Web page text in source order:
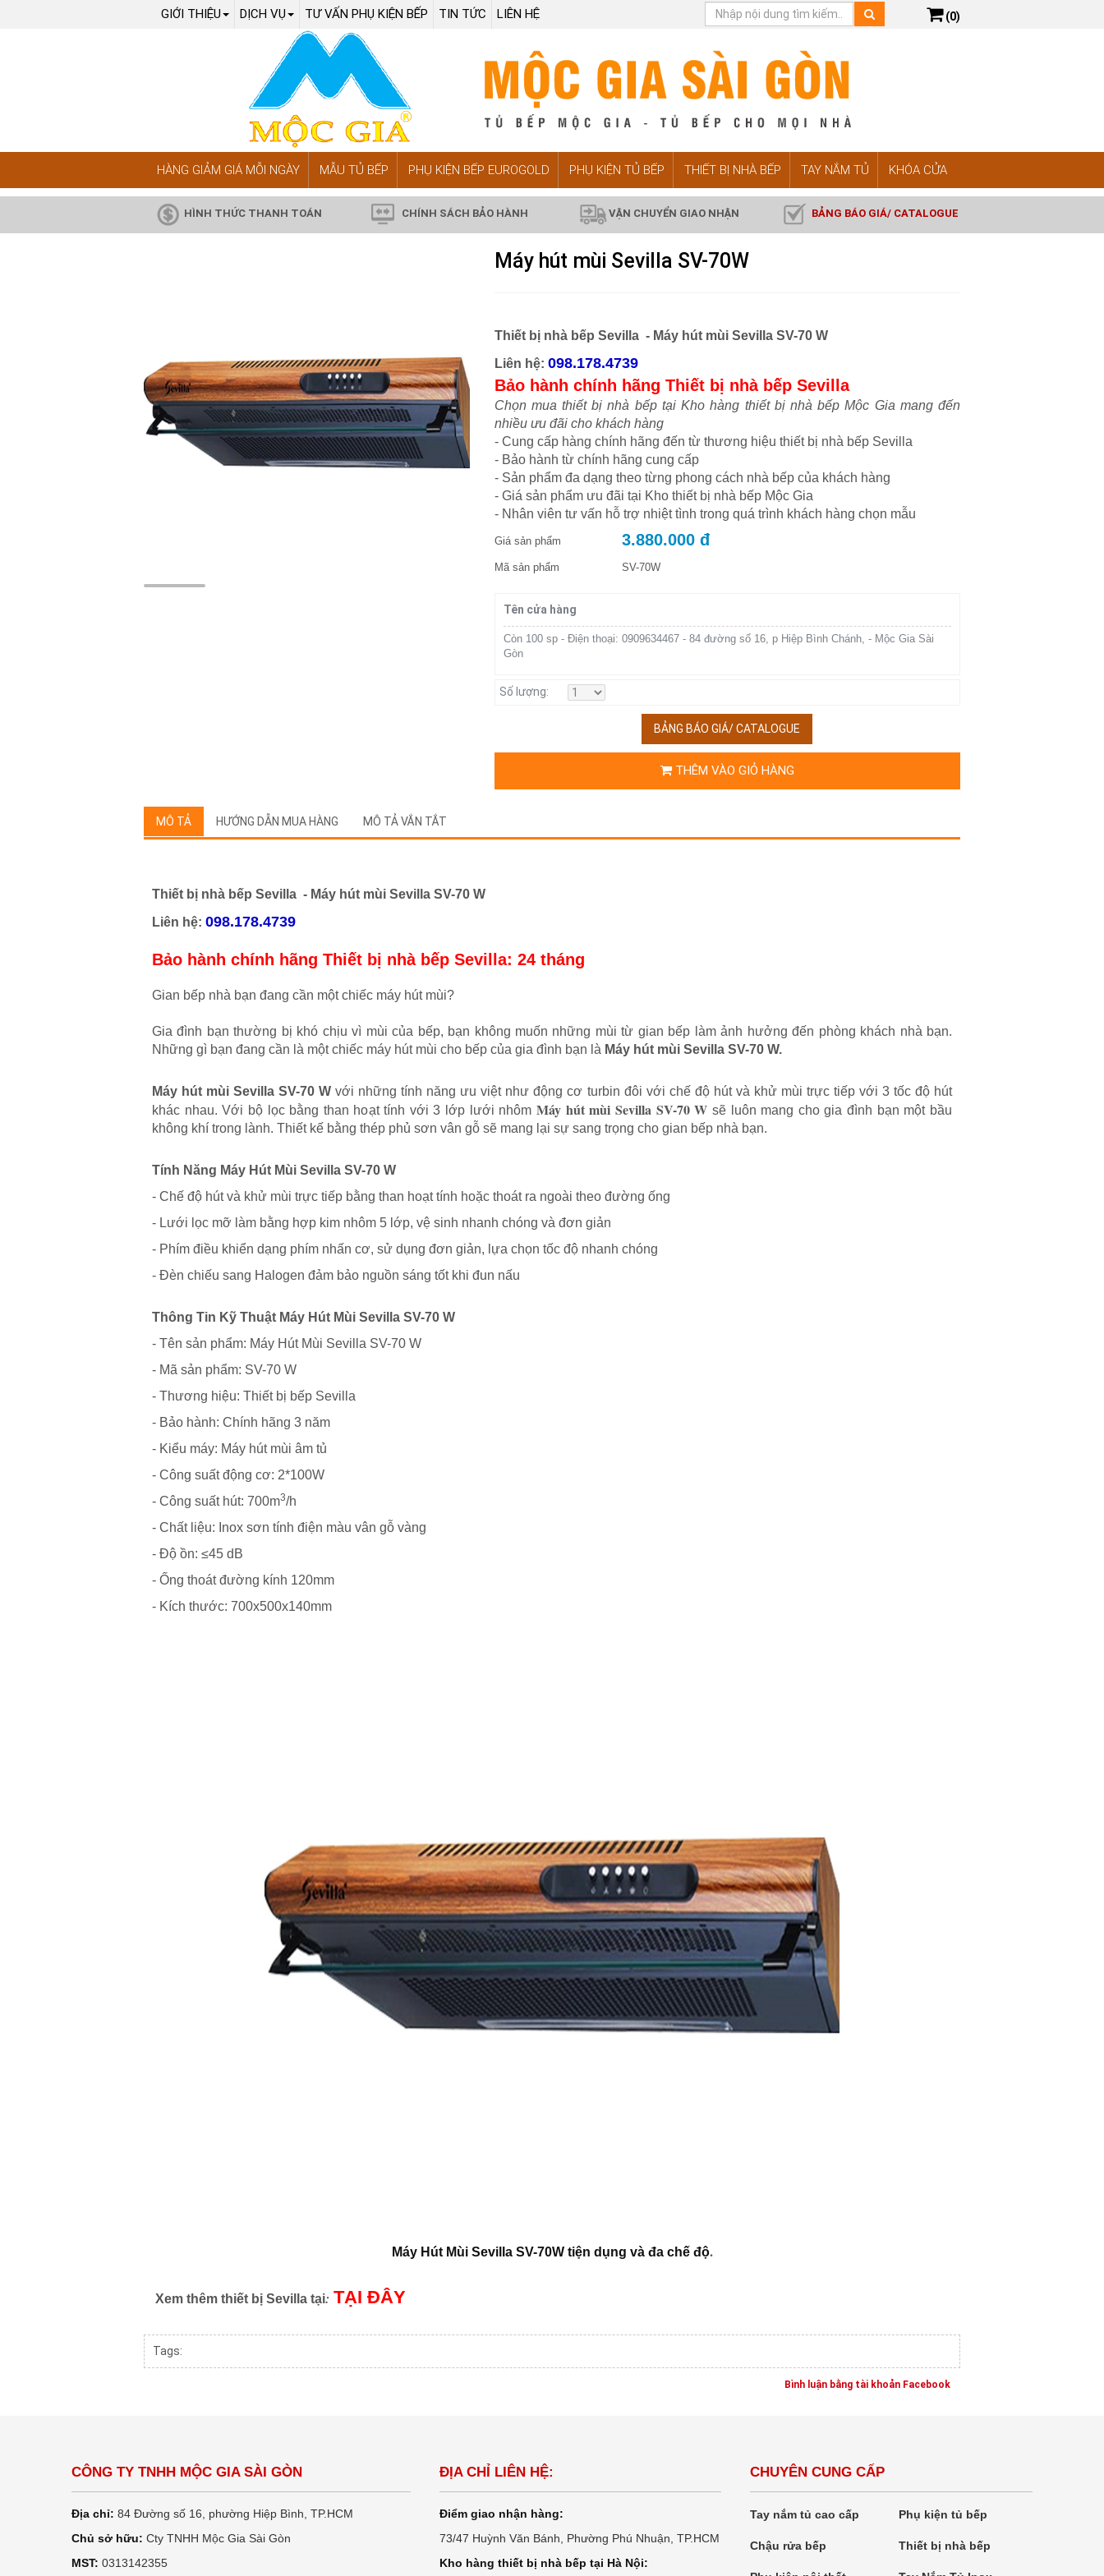
GIỚI THIỆU DỊCH VỤ TƯ VẤN PHỤ KIỆN BẾP TIN TỨC LIÊN HỆ (0)
HÀNG GIẢM GIÁ MỖI NGÀY MẪU TỦ BẾP PHỤ KIỆN BẾP EUROGOLD PHỤ KIỆN TỦ BẾP THIẾT BỊ NHÀ BẾP TAY NẮM TỦ KHÓA CỬA
HÌNH THỨC THANH TOÁN CHÍNH SÁCH BẢO HÀNH VẬN CHUYỂN GIAO NHẬN BẢNG BÁO GIÁ/ CATALOGUE
Máy hút mùi Sevilla SV-70W
Thiết bị nhà bếp Sevilla - Máy hút mùi Sevilla SV-70 W
Liên hệ: 098.178.4739
Bảo hành chính hãng Thiết bị nhà bếp Sevilla
Chọn mua thiết bị nhà bếp tại Kho hàng thiết bị nhà bếp Mộc Gia mang đến
nhiều ưu đãi cho khách hàng
- Cung cấp hàng chính hãng đến từ thương hiệu thiết bị nhà bếp Sevilla
- Bảo hành từ chính hãng cung cấp
- Sản phẩm đa dạng theo từng phong cách nhà bếp của khách hàng
- Giá sản phẩm ưu đãi tại Kho thiết bị nhà bếp Mộc Gia
- Nhân viên tư vấn hỗ trợ nhiệt tình trong quá trình khách hàng chọn mẫu
Giá sản phẩm 3.880.000 đ
Mã sản phẩm SV-70W
Tên cửa hàng
Còn 100 sp - Điện thoại: 0909634467 - 84 đường số 16, p Hiệp Bình Chánh, - Mộc Gia Sài
Gòn
Số lượng:
BẢNG BÁO GIÁ/ CATALOGUE
THÊM VÀO GIỎ HÀNG
MÔ TẢ HƯỚNG DẪN MUA HÀNG MÔ TẢ VẮN TẮT
Thiết bị nhà bếp Sevilla - Máy hút mùi Sevilla SV-70 W
Liên hệ: 098.178.4739
Bảo hành chính hãng Thiết bị nhà bếp Sevilla: 24 tháng
Gian bếp nhà bạn đang cần một chiếc máy hút mùi?
Gia đình bạn thường bị khó chịu vì mùi của bếp, bạn không muốn những mùi từ gian bếp làm ảnh hưởng đến phòng khách nhà bạn.
Những gì bạn đang cần là một chiếc máy hút mùi cho bếp của gia đình bạn là Máy hút mùi Sevilla SV-70 W.
Máy hút mùi Sevilla SV-70 W với những tính năng ưu việt như động cơ turbin đôi với chế độ hút và khử mùi trực tiếp với 3 tốc độ hút
khác nhau. Với bộ lọc bằng than hoạt tính với 3 lớp lưới nhôm Máy hút mùi Sevilla SV-70 W sẽ luôn mang cho gia đình bạn một bầu
không khí trong lành. Thiết kế bằng thép phủ sơn vân gỗ sẽ mang lại sự sang trọng cho gian bếp nhà bạn.
Tính Năng Máy Hút Mùi Sevilla SV-70 W
- Chế độ hút và khử mùi trực tiếp bằng than hoạt tính hoặc thoát ra ngoài theo đường ống
- Lưới lọc mỡ làm bằng hợp kim nhôm 5 lớp, vệ sinh nhanh chóng và đơn giản
- Phím điều khiển dạng phím nhấn cơ, sử dụng đơn giản, lựa chọn tốc độ nhanh chóng
- Đèn chiếu sang Halogen đảm bảo nguồn sáng tốt khi đun nấu
Thông Tin Kỹ Thuật Máy Hút Mùi Sevilla SV-70 W
- Tên sản phẩm: Máy Hút Mùi Sevilla SV-70 W
- Mã sản phẩm: SV-70 W
- Thương hiệu: Thiết bị bếp Sevilla
- Bảo hành: Chính hãng 3 năm
- Kiểu máy: Máy hút mùi âm tủ
- Công suất động cơ: 2*100W
- Công suất hút: 700m3/h
- Chất liệu: Inox sơn tính điện màu vân gỗ vàng
- Độ ồn: ≤45 dB
- Ống thoát đường kính 120mm
- Kích thước: 700x500x140mm
Máy Hút Mùi Sevilla SV-70W tiện dụng và đa chế độ.
Xem thêm thiết bị Sevilla tại: TẠI ĐÂY
Tags:
Bình luận bằng tài khoản Facebook
CÔNG TY TNHH MỘC GIA SÀI GÒN
Địa chỉ: 84 Đường số 16, phường Hiệp Bình, TP.HCM
Chủ sở hữu: Cty TNHH Mộc Gia Sài Gòn
MST: 0313142355
ĐỊA CHỈ LIÊN HỆ:
Điểm giao nhận hàng:
73/47 Huỳnh Văn Bánh, Phường Phú Nhuận, TP.HCM
Kho hàng thiết bị nhà bếp tại Hà Nội:
CHUYÊN CUNG CẤP
Tay nắm tủ cao cấp Phụ kiện tủ bếp
Chậu rửa bếp Thiết bị nhà bếp